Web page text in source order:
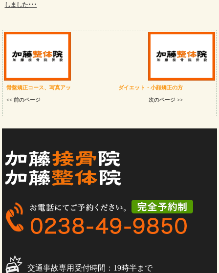
しました･･･
骨盤矯正コース、写真アッ
<< 前のページ
ダイエット・小顔矯正の方
次のページ >>
交通事故専用受付時間：19時半まで